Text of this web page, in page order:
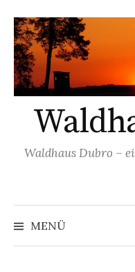
Inhalt
überspringen
Waldhaus Dubro –
MENÜ